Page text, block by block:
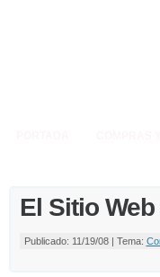
El Sitio
Publicado: 11/19/08 | Tema: